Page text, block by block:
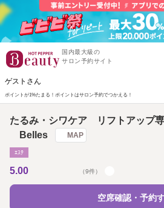
国内最大級の
サロン予約サイト
ゲストさん
ポイントが1%たまる！ ポイントはサロン予約でつかえる！
たるみ・シワケア リフトアップ
Belles
MAP
ｴｽﾃ
5.00 （9件）
空席確認・予約